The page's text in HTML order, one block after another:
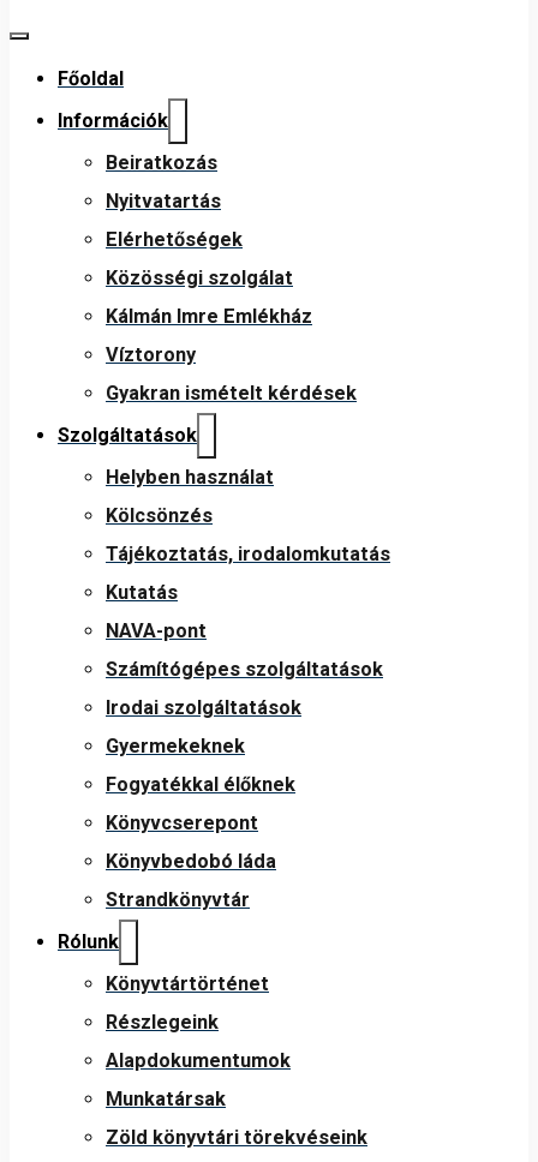
Főoldal
Információk
Beiratkozás
Nyitvatartás
Elérhetőségek
Közösségi szolgálat
Kálmán Imre Emlékház
Víztorony
Gyakran ismételt kérdések
Szolgáltatások
Helyben használat
Kölcsönzés
Tájékoztatás, irodalomkutatás
Kutatás
NAVA-pont
Számítógépes szolgáltatások
Irodai szolgáltatások
Gyermekeknek
Fogyatékkal élőknek
Könyvcserepont
Könyvbedobó láda
Strandkönyvtár
Rólunk
Könyvtártörténet
Részlegeink
Alapdokumentumok
Munkatársak
Zöld könyvtári törekvéseink